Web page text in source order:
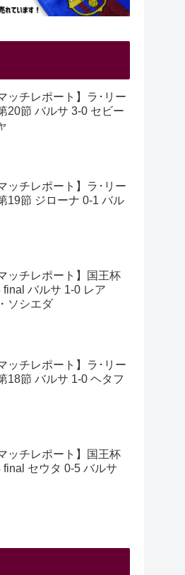
ッチレポート】ラ･リー
20節 バルサ 3-0 セビー
ッチレポート】ラ･リー
19節 ジローナ 0-1 バル
マッチレポート】国王杯
final バルサ 1-0 レア
ソシエダ
ッチレポート】ラ･リー
18節 バルサ 1-0 ヘタフ
マッチレポート】国王杯
final セウタ 0-5 バルサ